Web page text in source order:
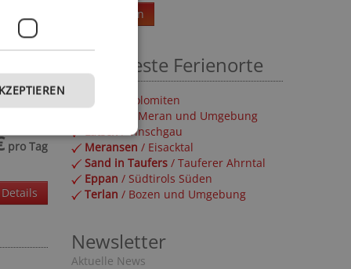
pro Tag
Details
Weiterlesen
Beliebteste Ferienorte
/ Dolomiten
/ Meran und Umgebung
Latsch/ Vinschgau
Meransen / Eisacktal
Sand in Taufers / Tauferer Ahrntal
Eppan / Südtirols Süden
Terlan / Bozen und Umgebung
Newsletter
Aktuelle News